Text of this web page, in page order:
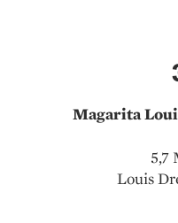
Magarita
5,7
Louis